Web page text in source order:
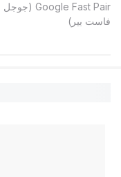
Google Fast Pair (جوجل
فاست بير)